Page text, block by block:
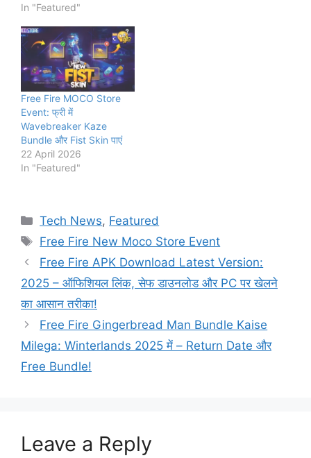
In "Featured"
Free Fire MOCO Store
Event: फ्री में
Wavebreaker Kaze
Bundle और Fist Skin पाएं
22 April 2026
In "Featured"
Categories
Tech News, Featured
Tags
Free Fire New Moco Store Event
Free Fire APK Download Latest Version:
2025 – ऑफिशियल लिंक, सेफ डाउनलोड और PC पर खेलने
का आसान तरीका!
Free Fire Gingerbread Man Bundle Kaise
Milega: Winterlands 2025 में – Return Date और
Free Bundle!
Leave a Reply